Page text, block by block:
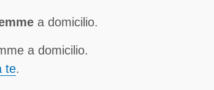
a domicilio.
a domicilio.
te.